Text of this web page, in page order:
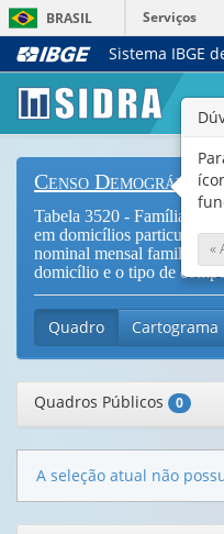
BRASIL
Serviços
Sistema IBGE
Censo Demográfico
Tabela 3520 - Famílias
em domicílios particulares,
nominal mensal familiar
domicílio e o tipo de
Quadro Cartograma
Quadros Públicos 0
A seleção atual não
«